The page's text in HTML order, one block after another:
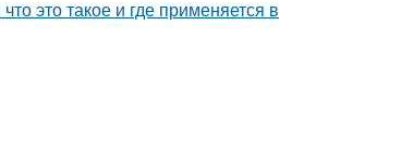
это такое и где применяется в